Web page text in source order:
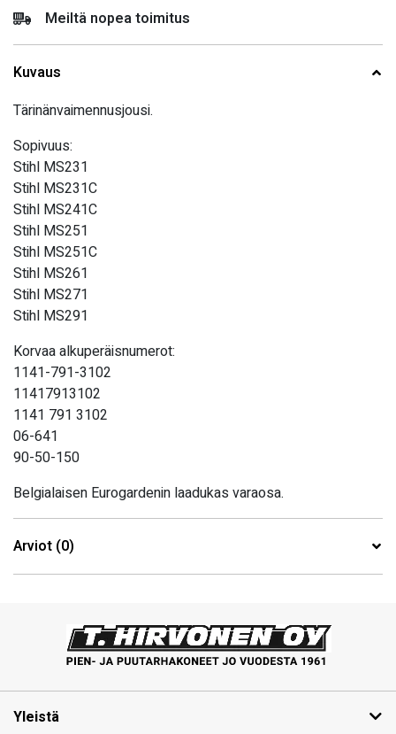
Meiltä nopea toimitus
Kuvaus
Tärinänvaimennusjousi.
Sopivuus:
Stihl MS231
Stihl MS231C
Stihl MS241C
Stihl MS251
Stihl MS251C
Stihl MS261
Stihl MS271
Stihl MS291
Korvaa alkuperäisnumerot:
1141-791-3102
11417913102
1141 791 3102
06-641
90-50-150
Belgialaisen Eurogardenin laadukas varaosa.
Arviot (0)
Yleistä